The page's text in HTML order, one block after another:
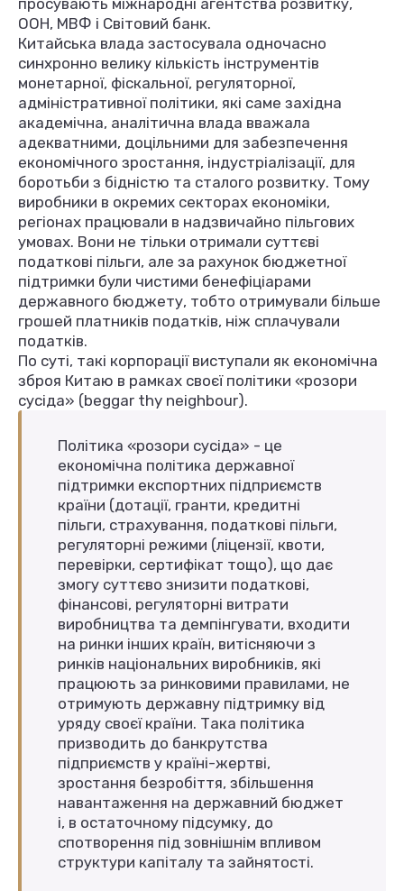
просувають міжнародні агентства розвитку,
ООН, МВФ і Світовий банк.
Китайська влада застосувала одночасно
синхронно велику кількість інструментів
монетарної, фіскальної, регуляторної,
адміністративної політики, які саме західна
академічна, аналітична влада вважала
адекватними, доцільними для забезпечення
економічного зростання, індустріалізації, для
боротьби з бідністю та сталого розвитку. Тому
виробники в окремих секторах економіки,
регіонах працювали в надзвичайно пільгових
умовах. Вони не тільки отримали суттєві
податкові пільги, але за рахунок бюджетної
підтримки були чистими бенефіціарами
державного бюджету, тобто отримували більше
грошей платників податків, ніж сплачували
податків.
По суті, такі корпорації виступали як економічна
зброя Китаю в рамках своєї політики «розори
сусіда» (beggar thy neighbour).
Політика «розори сусіда» - це
економічна політика державної
підтримки експортних підприємств
країни (дотації, гранти, кредитні
пільги, страхування, податкові пільги,
регуляторні режими (ліцензії, квоти,
перевірки, сертифікат тощо), що дає
змогу суттєво знизити податкові,
фінансові, регуляторні витрати
виробництва та демпінгувати, входити
на ринки інших країн, витісняючи з
ринків національних виробників, які
працюють за ринковими правилами, не
отримують державну підтримку від
уряду своєї країни. Така політика
призводить до банкрутства
підприємств у країні-жертві,
зростання безробіття, збільшення
навантаження на державний бюджет
і, в остаточному підсумку, до
спотворення під зовнішнім впливом
структури капіталу та зайнятості.